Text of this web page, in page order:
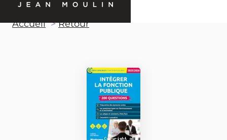
Accueil Retour